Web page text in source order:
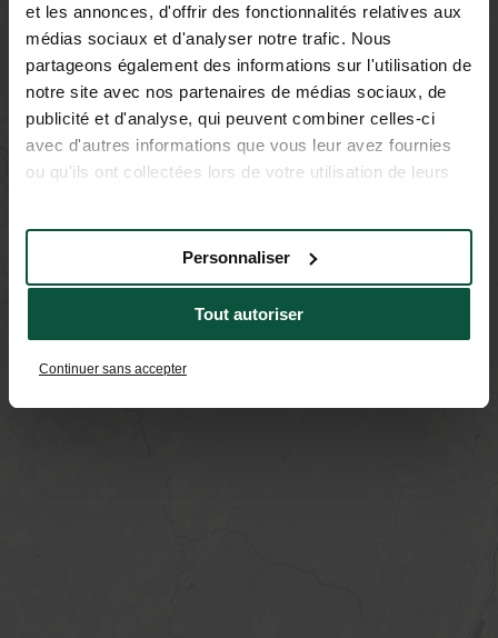
et les annonces, d'offrir des fonctionnalités relatives aux
médias sociaux et d'analyser notre trafic. Nous
partageons également des informations sur l'utilisation de
notre site avec nos partenaires de médias sociaux, de
publicité et d'analyse, qui peuvent combiner celles-ci
avec d'autres informations que vous leur avez fournies
ou qu'ils ont collectées lors de votre utilisation de leurs
Tout autoriser
Personnaliser
Continuer sans accepter